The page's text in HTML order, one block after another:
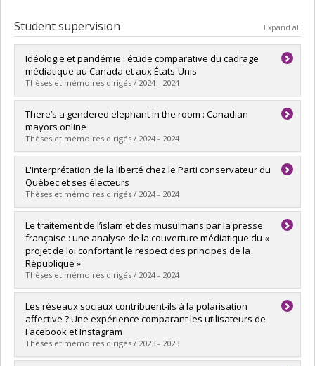
Student supervision Expand all
Idéologie et pandémie : étude comparative du cadrage
médiatique au Canada et aux États-Unis
Thèses et mémoires dirigés / 2024 - 2024
Graduate :Ricard, Karl
Cycle :Master's
Grade :M.A.
Lien vers le document dans Papyrus
There’s a gendered elephant in the room : Canadian
mayors online
Thèses et mémoires dirigés / 2024 - 2024
Graduate :Sullivan, Katherine V.R.
Cycle :Doctoral
Grade :Ph. D.
Lien vers le document dans Papyrus
L'interprétation de la liberté chez le Parti conservateur du
Québec et ses électeurs
Thèses et mémoires dirigés / 2024 - 2024
Graduate :Raby Fernandes, Joël
Cycle :Master's
Grade :M. Sc.
Lien vers le document dans Papyrus
Le traitement de l’islam et des musulmans par la presse
française : une analyse de la couverture médiatique du «
projet de loi confortant le respect des principes de la
République »
Thèses et mémoires dirigés / 2024 - 2024
Graduate :Rodrigues Galvao, Pamella Noemi
Cycle :Master's
Grade :M. Sc.
Lien vers le document dans Papyrus
Les réseaux sociaux contribuent-ils à la polarisation
affective ? Une expérience comparant les utilisateurs de
Facebook et Instagram
Thèses et mémoires dirigés / 2023 - 2023